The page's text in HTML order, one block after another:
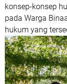
konsep-konsep
pada Warga
hukum yang